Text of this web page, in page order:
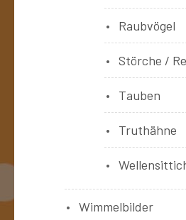
Raubvögel
Störche /
Tauben
Truthähne
Wimmelbilder